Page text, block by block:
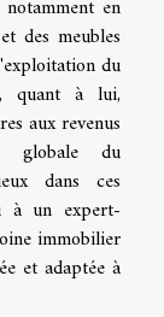
en
des meubles
du
quant à lui,
aux revenus
globale du
dans ces
à un expert-
immobilier
et adaptée à